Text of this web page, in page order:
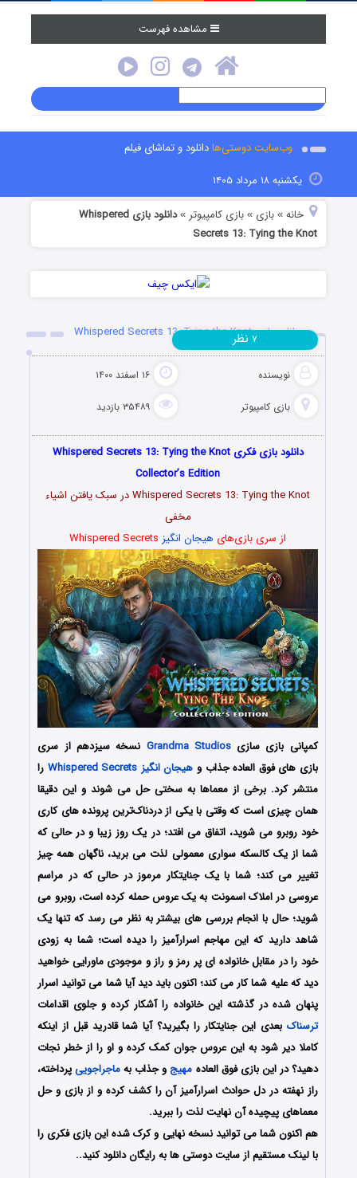
مشاهده فهرست
وب‌سایت دوستی‌هادانلود و تماشای فیلم
یکشنبه ۱۸ مرداد ۱۴۰۵
خانه »بازی »بازی کامپیوتر »
دانلود بازی Whispered
Secrets 13: Tying the Knot
دانلود بازی Whispered Secrets 13: Tying the Knot
نویسنده ۱۶ اسفند ۱۴۰۰
بازی کامپیوتر ۳۵۴۸۹ بازدید
۷ نظر
دانلود بازی فکری Whispered Secrets 13: Tying the Knot
Collector’s Edition
Whispered Secrets 13: Tying the Knot در سبک یافتن اشیاء
مخفی
از سری بازی‌های هیجان انگیز
کمپانی بازی سازیGrandma Studios نسخه سیزدهم از سری
بازی های فوق العاده جذاب و هیجان انگیز Whispered Secrets را
منتشر کرد. برخی از معماها به سختی حل می شوند و این دقیقا
همان چیزی است که وقتی با یکی از دردناک‌ترین پرونده های کاری
خود روبرو می شوید، اتفاق می افتد؛ در یک روز زیبا و در حالی که
شما از یک کالسکه سواری معمولی لذت می برید، ناگهان همه چیز
تغییر می کند؛ شما با یک جنایتکار مرموز در حالی که در مراسم
عروسی در املاک اسمونت به یک عروس حمله کرده است، روبرو می
شوید؛ حال با انجام بررسی های بیشتر به نظر می رسد که تنها یک
شاهد دارید که این مهاجم اسرارآمیز را دیده است؛ شما به زودی
خود را در مقابل خانواده ای پر رمز و راز و موجودی ماورایی خواهید
دید که علیه شما کار می کند؛ اکنون باید دید آیا شما می توانید اسرار
پنهان شده در گذشته این خانواده را آشکار کرده و جلوی اقدامات
ترسناک بعدی این جنایتکار را بگیرید؟ آیا شما قادرید قبل از اینکه
کاملا دیر شود به این عروس جوان کمک کرده و او را از خطر نجات
دهید؟ در این بازی فوق العاده مهیج و جذاب بهماجراجوییپرداخته،
راز نهفته در دل حوادث اسرارآمیز آن را کشف کرده و از بازی و حل
معماهای پیچیده آن نهایت لذت را ببرید.
هم اکنون شما می توانید نسخه نهایی و کرک شده این بازی فکری را
با لینک مستقیم از سایت دوستی ها به رایگان دانلود کنید..